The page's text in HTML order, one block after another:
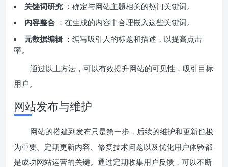
关键词研究 ：确定与网站主题相关的热门关键词。
内容整合 ：在生成的内容中合理嵌入这些关键词。
元数据编辑 ：编写吸引人的标题和描述，以提高点击
率。
通过以上方法，可以有效提升网站的可见性，吸引目标
用户。
网站发布与维护
网站的搭建到发布只是第一步，后续的维护和更新也极
为重要。定期更新内容、修复技术问题以及优化用户体验都
是成功网站运营的关键。通过定期收集用户反馈，可以不断